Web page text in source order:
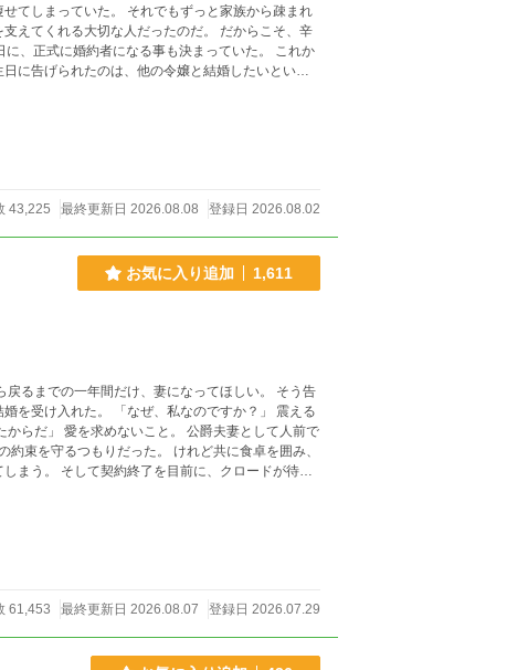
もずっと家族から疎まれ
大切な人だったのだ。 だからこそ、辛
式に婚約者になる事も決まっていた。 これか
に告げられたのは、他の令嬢と結婚したいという
しますm(__)m 他サイトでも同時投
43,225 最終更新日 2026.08.08 登録日 2026.08.02
お気に入り追加 1,611
なのですか？」 震える
ードが待ち
61,453 最終更新日 2026.08.07 登録日 2026.07.29